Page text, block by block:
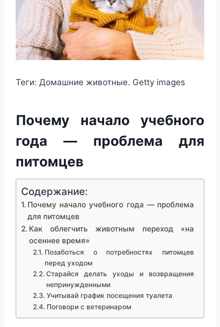
Теги: Домашние животные. Getty images
Почему начало учебного
года — проблема для
питомцев
Содержание:
Почему начало учебного года — проблема
для питомцев
Как облегчить животным переход «на
осеннее время»
Позаботься о потребностях питомцев
перед уходом
Старайся делать уходы и возвращения
непринужденными
Учитывай график посещения туалета
Поговори с ветеринаром